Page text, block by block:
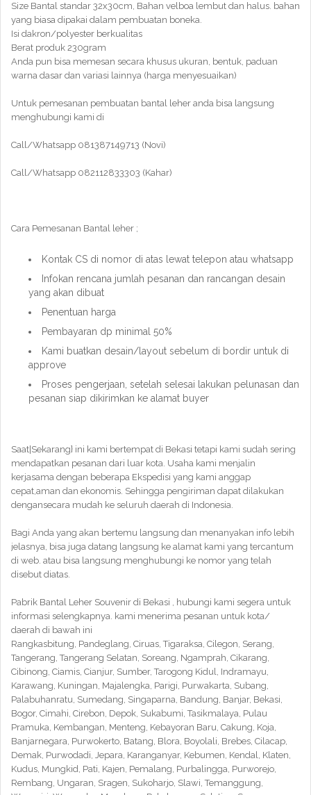
Size Bantal standar 32x30cm, Bahan velboa lembut dan halus. bahan
yang biasa dipakai dalam pembuatan boneka.
Isi dakron/polyester berkualitas
Berat produk 230gram
Anda pun bisa memesan secara khusus ukuran, bentuk, paduan
warna dasar dan variasi lainnya (harga menyesuaikan)
Untuk pemesanan pembuatan bantal leher anda bisa langsung
menghubungi kami di
Call/Whatsapp 081387149713 (Novi)
Call/Whatsapp 082112833303 (Kahar)
Cara Pemesanan Bantal leher ;
Kontak CS di nomor di atas lewat telepon atau whatsapp
Infokan rencana jumlah pesanan dan rancangan desain
yang akan dibuat
Penentuan harga
Pembayaran dp minimal 50%
Kami buatkan desain/layout sebelum di bordir untuk di
approve
Proses pengerjaan, setelah selesai lakukan pelunasan dan
pesanan siap dikirimkan ke alamat buyer
Saat|Sekarang} ini kami bertempat di Bekasi tetapi kami sudah sering
mendapatkan pesanan dari luar kota. Usaha kami menjalin
kerjasama dengan beberapa Ekspedisi yang kami anggap
cepat,aman dan ekonomis. Sehingga pengiriman dapat dilakukan
dengansecara mudah ke seluruh daerah di Indonesia.
Bagi Anda yang akan bertemu langsung dan menanyakan info lebih
jelasnya, bisa juga datang langsung ke alamat kami yang tercantum
di web. atau bisa langsung menghubungi ke nomor yang telah
disebut diatas.
Pabrik Bantal Leher Souvenir di Bekasi , hubungi kami segera untuk
informasi selengkapnya. kami menerima pesanan untuk kota/
daerah di bawah ini
Rangkasbitung, Pandeglang, Ciruas, Tigaraksa, Cilegon, Serang,
Tangerang, Tangerang Selatan, Soreang, Ngamprah, Cikarang,
Cibinong, Ciamis, Cianjur, Sumber, Tarogong Kidul, Indramayu,
Karawang, Kuningan, Majalengka, Parigi, Purwakarta, Subang,
Palabuhanratu, Sumedang, Singaparna, Bandung, Banjar, Bekasi,
Bogor, Cimahi, Cirebon, Depok, Sukabumi, Tasikmalaya, Pulau
Pramuka, Kembangan, Menteng, Kebayoran Baru, Cakung, Koja,
Banjarnegara, Purwokerto, Batang, Blora, Boyolali, Brebes, Cilacap,
Demak, Purwodadi, Jepara, Karanganyar, Kebumen, Kendal, Klaten,
Kudus, Mungkid, Pati, Kajen, Pemalang, Purbalingga, Purworejo,
Rembang, Ungaran, Sragen, Sukoharjo, Slawi, Temanggung,